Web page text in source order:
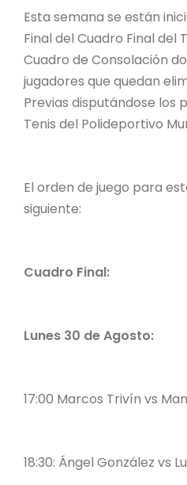
Esta semana se están
Final del Cuadro Final del
Cuadro de Consolación
jugadores que quedan
Previas disputándose los
Tenis del Polideportivo
El orden de juego para
siguiente:
Cuadro Final:
Lunes 30 de Agosto:
17:00 Marcos Trivín vs
18:30: Ángel González vs